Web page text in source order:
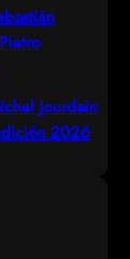
Jourdain
2026